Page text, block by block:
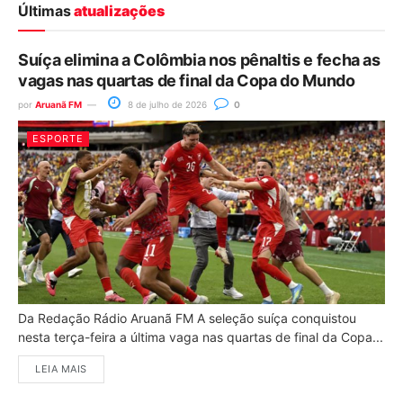
Últimasatualizações
Suíça elimina a Colômbia nos pênaltis e fecha as
vagas nas quartas de final da Copa do Mundo
por Aruanã FM 8 de julho de 2026 0
ESPORTE
Da Redação Rádio Aruanã FM A seleção suíça conquistou
nesta terça-feira a última vaga nas quartas de final da Copa...
LEIA MAIS